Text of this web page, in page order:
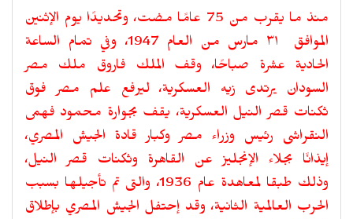
منذ ما يقرب من 75 عامًا مضت، وتحديدًا يوم الإثنين
الموافق ٣١ مارس من العام 1947، وفي تمام الساعة
الحادية عشرة صباحًا، وقف الملك فاروق ملك مصر
السودان يرتدى زيه العسكرية، ليرفع علم مصر فوق
ثكنات قصر النيل العسكرية، يقف بجوارة محمود فهمى
النقراشى رئيس وزراء مصر وكبار قادة الجيش المصري،
إيذانًا بجلاء الإنجليز عن القاهرة وثكنات قصر النيل،
وذلك طبقا لمعاهدة عام 1936، والتى تم تأجيلها بسبب
الحرب العالمية الثانية، وقد إحتفل الجيش المصري بإطلاق